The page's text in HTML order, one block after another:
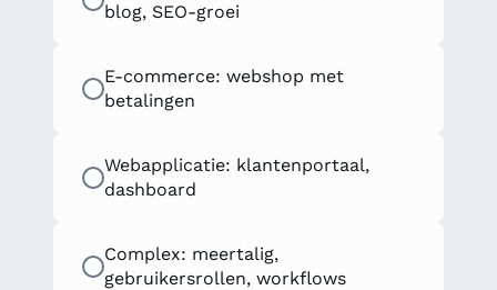
blog, SEO-groei
E-commerce: webshop met
betalingen
Webapplicatie: klantenportaal,
dashboard
Complex: meertalig,
gebruikersrollen, workflows